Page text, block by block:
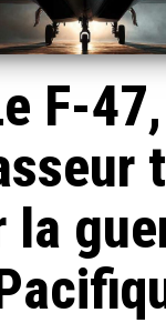
F-
la